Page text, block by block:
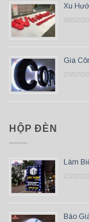
Xu
08/02/
Gia
23/07/
HỘP ĐÈN
Làm
23/02/
Báo